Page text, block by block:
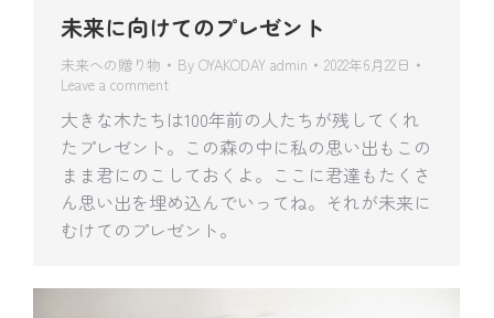
未来に向けてのプレゼント
未来への贈り物 By OYAKODAY admin
2022年6月22日
Leave a comment
大きな木たちは100年前の人たちが残してくれ
たプレゼント。この森の中に私の思い出もこの
まま君にのこしておくよ。ここに君達もたくさ
ん思い出を埋め込んでいってね。それが未来に
むけてのプレゼント。